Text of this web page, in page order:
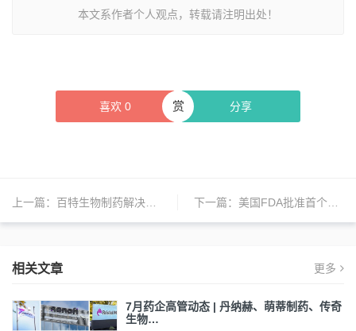
本文系作者个人观点，转载请注明出处！
喜欢 0 分享
赏
上一篇： 百特生物制药解决方案业务将于今年下半年完成剥离 下一篇： 美国FDA批准首个治疗多发性硬化症的生物仿制药
相关文章 更多
7月药企高管动态 | 丹纳赫、萌蒂制药、传奇
生物…